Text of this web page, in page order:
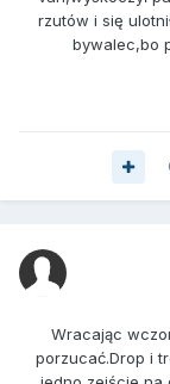
rzutów i się
bywalec,bo
Wracając
porzucać.Drop i